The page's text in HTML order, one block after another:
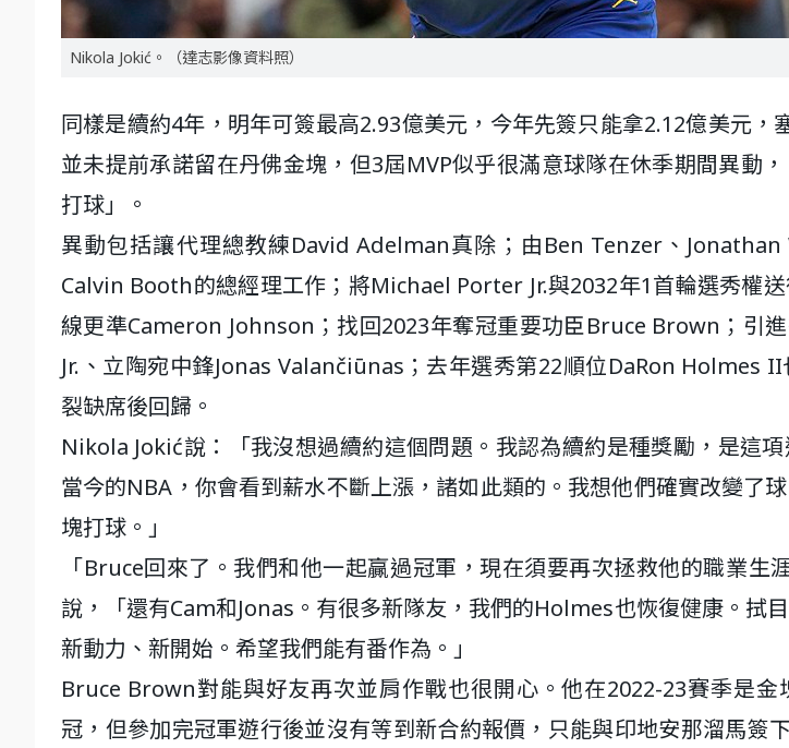
Nikola Jokić。（達志影像資料照）
同樣是續約4年，明年可簽最高2.93億美元，今年先簽只能拿2.12億美元，
並未提前承諾留在丹佛金塊，但3屆MVP似乎很滿意球隊在休季期間異動
打球」。
異動包括讓代理總教練David Adelman真除；由Ben Tenzer、
Calvin Booth的總經理工作；將Michael Porter Jr.與2032年1首輪選秀權
線更準Cameron Johnson；找回2023年奪冠重要功臣Bruce Brown；引
Jr.、立陶宛中鋒Jonas Valančiūnas；去年選秀第22順位DaRon Holmes
裂缺席後回歸。
Nikola Jokić說：「我沒想過續約這個問題。我認為續約是種獎勵，是這
當今的NBA，你會看到薪水不斷上漲，諸如此類的。我想他們確實改變了
塊打球。」
「Bruce回來了。我們和他一起贏過冠軍，現在須要再次拯救他的職業生
說，「還有Cam和Jonas。有很多新隊友，我們的Holmes也恢復健康。拭
新動力、新開始。希望我們能有番作為。」
Bruce Brown對能與好友再次並肩作戰也很開心。他在2022-23賽季是
冠，但參加完冠軍遊行後並沒有等到新合約報價，只能與印地安那溜馬簽